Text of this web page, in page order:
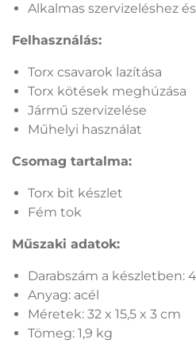
Alkalmas szervizeléshez
Felhasználás:
Torx csavarok lazítása
Torx kötések meghúzása
Jármű szervizelése
Műhelyi használat
Csomag tartalma:
Torx bit készlet
Fém tok
Műszaki adatok:
Darabszám a készletben:
Anyag: acél
Méretek: 32 x 15,5 x 3 cm
Tömeg: 1,9 kg